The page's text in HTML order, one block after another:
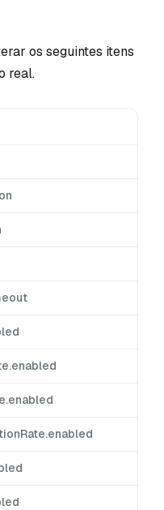
os seguintes itens
real.